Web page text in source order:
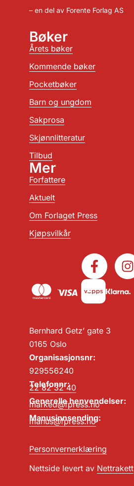
– en del av Forente Forlag AS
Bernhard Getz’ gate 3
0165 Oslo
Organisasjonsnr:
929556240
Telefonnr:
22 82 32 40
Generelle henvendelser:
marked@fpress.no
Manusinnsending:
manus@fpress.no
Personvernerklæring
Nettside levert av Nettrakett
Bøker
Årets bøker
Kommende bøker
Pocketbøker
Barn og ungdom
Sakprosa
Skjønnlitteratur
Tilbud
Mer
Forfattere
Aktuelt
Om Forlaget Press
Kjøpsvilkår